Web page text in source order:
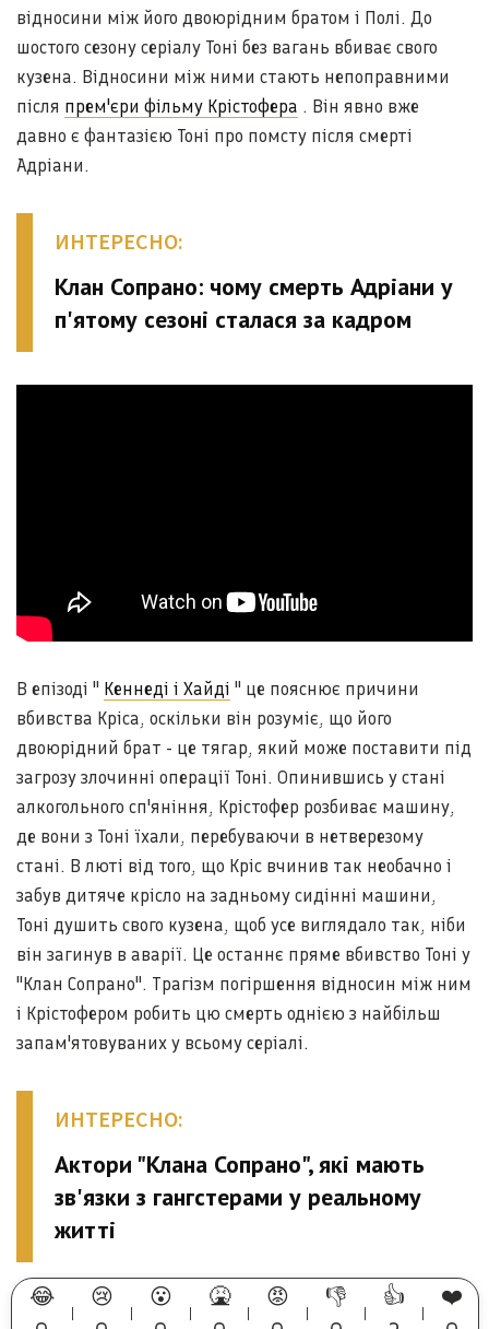
відносини між його двоюрідним братом і Полі. До
шостого сезону серіалу Тоні без вагань вбиває свого
кузена. Відносини між ними стають непоправними
після прем'єри фільму Крістофера . Він явно вже
давно є фантазією Тоні про помсту після смерті
Адріани.
ИНТЕРЕСНО:
Клан Сопрано: чому смерть Адріани у
п'ятому сезоні сталася за кадром
В епізоді " Кеннеді і Хайді " це пояснює причини
вбивства Кріса, оскільки він розуміє, що його
двоюрідний брат - це тягар, який може поставити під
загрозу злочинні операції Тоні. Опинившись у стані
алкогольного сп'яніння, Крістофер розбиває машину,
де вони з Тоні їхали, перебуваючи в нетверезому
стані. В люті від того, що Кріс вчинив так необачно і
забув дитяче крісло на задньому сидінні машини,
Тоні душить свого кузена, щоб усе виглядало так, ніби
він загинув в аварії. Це останнє пряме вбивство Тоні у
"Клан Сопрано". Трагізм погіршення відносин між ним
і Крістофером робить цю смерть однією з найбільш
запам'ятовуваних у всьому серіалі.
ИНТЕРЕСНО:
Актори "Клана Сопрано", які мають
зв'язки з гангстерами у реальному
житті
😂
😢
😮
🤮
😡
👎
👍
❤️